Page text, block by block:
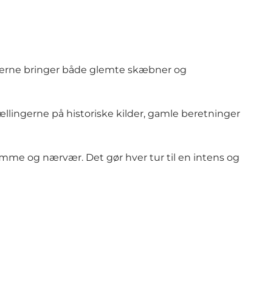
bringer både glemte skæbner og
på historiske kilder, gamle beretninger
og nærvær. Det gør hver tur til en intens og